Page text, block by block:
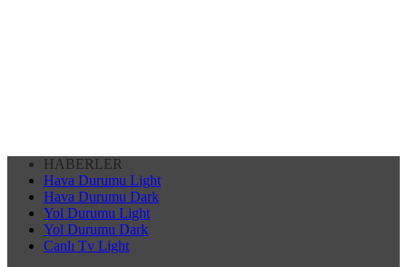
HABERLER
Hava Durumu Light
Hava Durumu Dark
Yol Durumu Light
Yol Durumu Dark
Canlı Tv Light